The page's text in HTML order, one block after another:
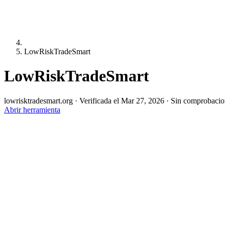
LowRiskTradeSmart
LowRiskTradeSmart
lowrisktradesmart.org · Verificada el Mar 27, 2026 · Sin
Abrir herramienta